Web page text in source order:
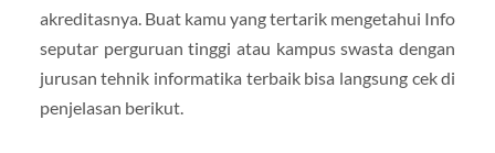
akreditasnya. Buat kamu yang tertarik mengetahui Info
seputar perguruan tinggi atau kampus swasta dengan
jurusan tehnik informatika terbaik bisa langsung cek di
penjelasan berikut.